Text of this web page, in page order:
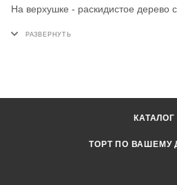
На верхушке - раскидистое дерево
бордюр из нежных цветков. Такой
КАТАЛОГ
ТОРТ ПО ВАШЕМУ